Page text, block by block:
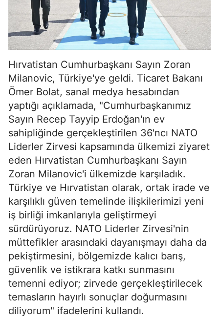
Hırvatistan Cumhurbaşkanı Sayın Zoran
Milanovic, Türkiye'ye geldi. Ticaret Bakanı
Ömer Bolat, sanal medya hesabından
yaptığı açıklamada, "Cumhurbaşkanımız
Sayın Recep Tayyip Erdoğan'ın ev
sahipliğinde gerçekleştirilen 36'ncı NATO
Liderler Zirvesi kapsamında ülkemizi ziyaret
eden Hırvatistan Cumhurbaşkanı Sayın
Zoran Milanovic'i ülkemizde karşıladık.
Türkiye ve Hırvatistan olarak, ortak irade ve
karşılıklı güven temelinde ilişkilerimizi yeni
iş birliği imkanlarıyla geliştirmeyi
sürdürüyoruz. NATO Liderler Zirvesi'nin
müttefikler arasındaki dayanışmayı daha da
pekiştirmesini, bölgemizde kalıcı barış,
güvenlik ve istikrara katkı sunmasını
temenni ediyor; zirvede gerçekleştirilecek
temasların hayırlı sonuçlar doğurmasını
diliyorum" ifadelerini kullandı.